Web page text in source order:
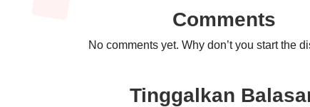
Comments
No comments yet. Why don’t you start the
Tinggalkan